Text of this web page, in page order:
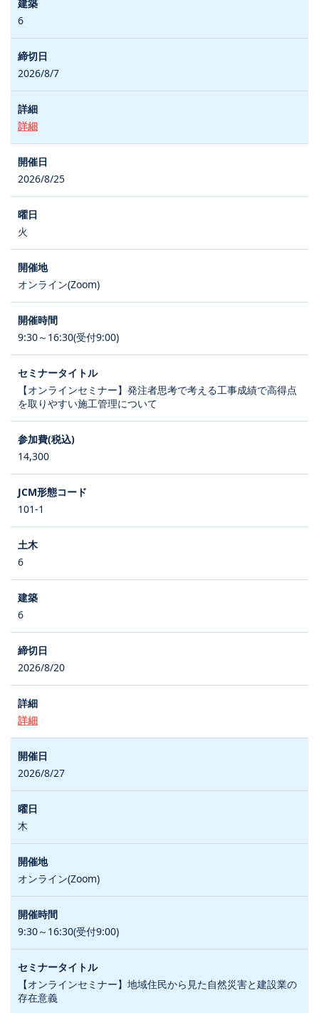
6
2026/8/7
詳細
2026/8/25
火
オンライン(Zoom)
9:30～16:30(受付9:00)
【オンラインセミナー】発注者思考で考える工事成績で高得点
を取りやすい施工管理について
14,300
101-1
6
6
2026/8/20
詳細
2026/8/27
木
オンライン(Zoom)
9:30～16:30(受付9:00)
【オンラインセミナー】地域住民から見た自然災害と建設業の
存在意義